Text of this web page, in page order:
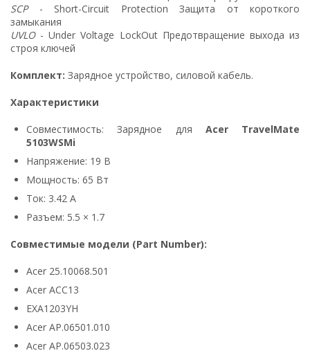
SCP- Short-Circuit Protection Защита от короткого
замыкания
UVLO- Under Voltage LockOut Предотвращение выхода из
строя ключей
Комплект: Зарядное устройство, силовой кабель.
Характеристики
Совместимость: Зарядное для Acer TravelMate
5103WSMi
Напряжение: 19 В
Мощность: 65 Вт
Ток: 3.42 А
Разъем: 5.5 × 1.7
Совместимые модели (Part Number):
Acer 25.10068.501
Acer ACC13
EXA1203YH
Acer AP.06501.010
Acer AP.06503.023